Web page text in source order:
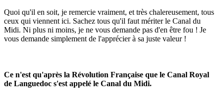
Quoi qu'il en soit, je remercie vraiment, et très chalereusement, tous
ceux qui viennent ici. Sachez tous qu'il faut mériter le Canal du
Midi. Ni plus ni moins, je ne vous demande pas d'en être fou ! Je
vous demande simplement de l'apprécier à sa juste valeur !
Ce n'est qu'après la Révolution Française que le Canal Royal
de Languedoc s'est appelé le Canal du Midi.